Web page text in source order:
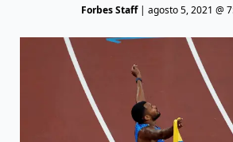
Forbes Staff| agosto 5, 2021 @